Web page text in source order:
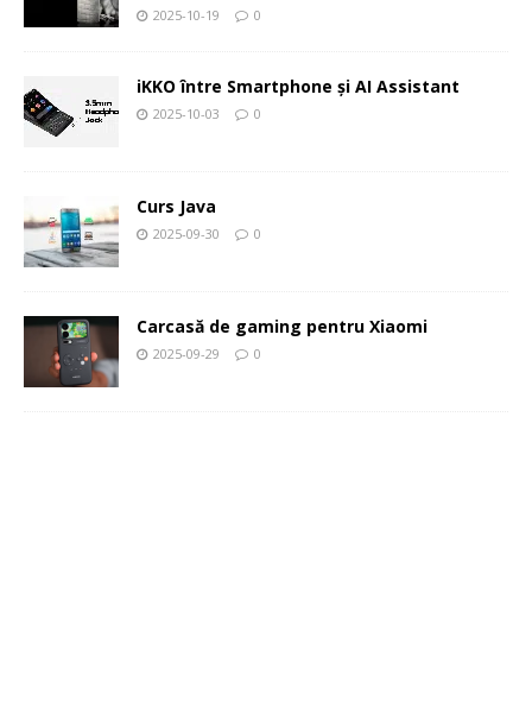
2025-10-19 0
iKKO între Smartphone și AI Assistant
2025-10-03 0
Curs Java
2025-09-30 0
Carcasă de gaming pentru Xiaomi
2025-09-29 0